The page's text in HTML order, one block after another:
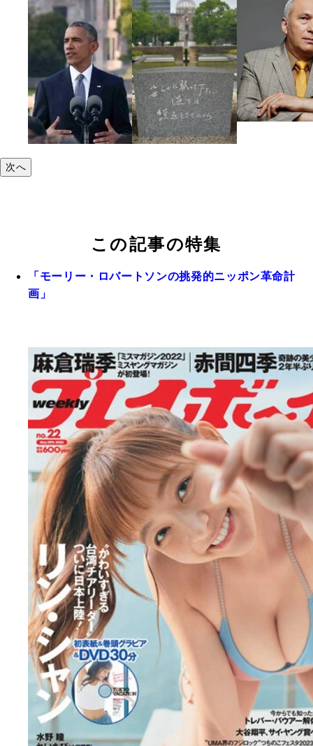
次へ
この記事の特集
「モーリー・ロバートソンの挑発的ニッポン革命計
画」